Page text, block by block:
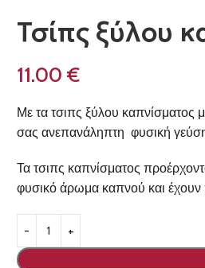
Τσίπς ξύλου
11.00 €
Με τα τσιπς ξύλου
σας ανεπανάληπτη φυσική
Τα τσιπς καπνίσματος
φυσικό άρωμα καπνού και έχουν